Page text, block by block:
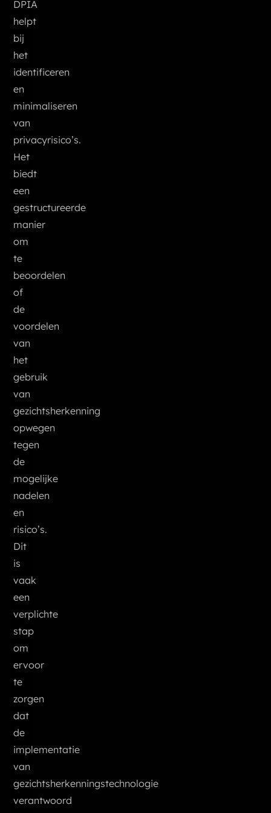
DPIA
helpt
bij
het
identificeren
en
minimaliseren
van
privacyrisico’s.
Het
biedt
een
gestructureerde
manier
om
te
beoordelen
of
de
voordelen
van
het
gebruik
van
gezichtsherkenning
opwegen
tegen
de
mogelijke
nadelen
en
risico’s.
Dit
is
vaak
een
verplichte
stap
om
ervoor
te
zorgen
dat
de
implementatie
van
gezichtsherkenningstechnologie
verantwoord